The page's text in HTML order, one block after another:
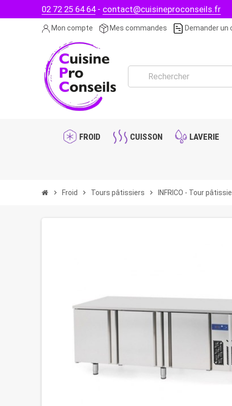
02 72 25 64 64- contact@cuisineproconseils.fr
Mon compte Mes commandes Demander un
FROID CUISSON LAVERIE
chevron_right Froid chevron_right Tours pâtissiers chevron_right INFRICO - Tour